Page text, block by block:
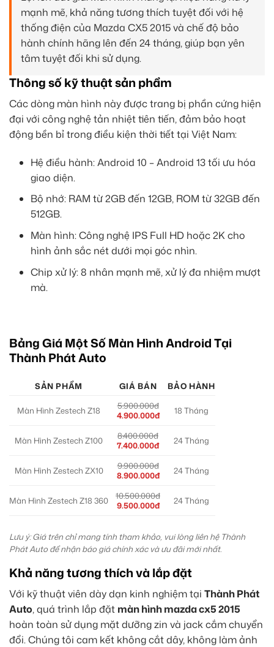
mạnh mẽ, khả năng tương thích tuyệt đối với hệ
thống điện của Mazda CX5 2015 và chế độ bảo
hành chính hãng lên đến 24 tháng, giúp bạn yên
tâm tuyệt đối khi sử dụng.
Thông số kỹ thuật sản phẩm
Các dòng màn hình này được trang bị phần cứng hiện
đại với công nghệ tản nhiệt tiên tiến, đảm bảo hoạt
động bền bỉ trong điều kiện thời tiết tại Việt Nam:
Hệ điều hành: Android 10 – Android 13 tối ưu hóa
giao diện.
Bộ nhớ: RAM từ 2GB đến 12GB, ROM từ 32GB đến
512GB.
Màn hình: Công nghệ IPS Full HD hoặc 2K cho
hình ảnh sắc nét dưới mọi góc nhìn.
Chip xử lý: 8 nhân mạnh mẽ, xử lý đa nhiệm mượt
mà.
Bảng Giá Một Số Màn Hình Android Tại
Thành Phát Auto
SẢN PHẨM GIÁ BÁN BẢO HÀNH
Màn Hình Zestech Z18
5.900.000đ
4.900.000đ
18 Tháng
Màn Hình Zestech Z100
8.400.000đ
7.400.000đ
24 Tháng
Màn Hình Zestech ZX10
9.900.000đ
8.900.000đ
24 Tháng
Màn Hình Zestech Z18 360
10.500.000đ
9.500.000đ
24 Tháng
Lưu ý: Giá trên chỉ mang tính tham khảo, vui lòng liên hệ Thành
Phát Auto để nhận báo giá chính xác và ưu đãi mới nhất.
Khả năng tương thích và lắp đặt
Với kỹ thuật viên dày dạn kinh nghiệm tại Thành Phát
Auto, quá trình lắp đặt màn hình mazda cx5 2015
hoàn toàn sử dụng mặt dưỡng zin và jack cắm chuyển
đổi. Chúng tôi cam kết không cắt dây, không làm ảnh